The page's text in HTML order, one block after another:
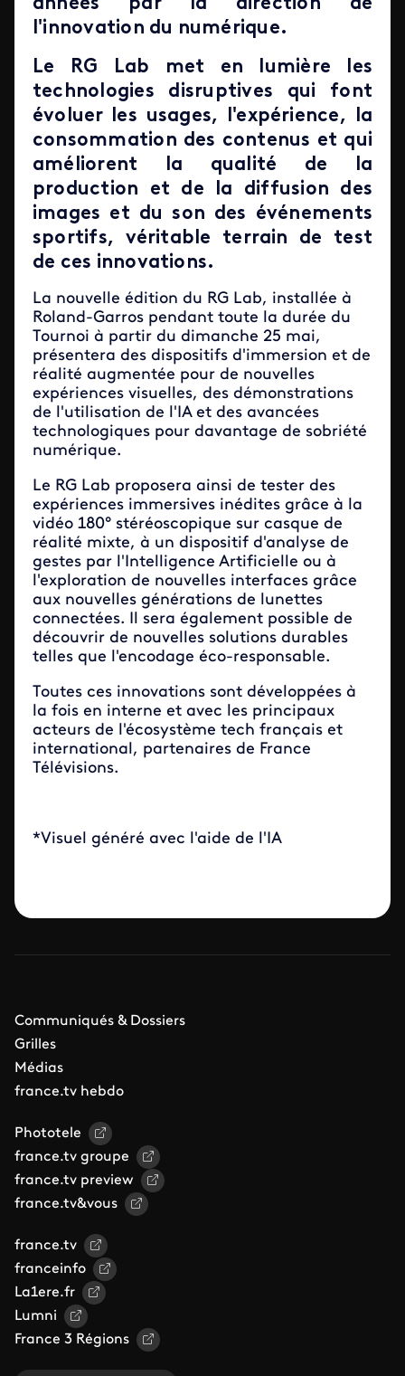
années par la direction de
l'innovation du numérique.
Le RG Lab met en lumière les
technologies disruptives qui font
évoluer les usages, l'expérience, la
consommation des contenus et qui
améliorent la qualité de la
production et de la diffusion des
images et du son des événements
sportifs, véritable terrain de test
de ces innovations.
La nouvelle édition du RG Lab, installée à
Roland-Garros pendant toute la durée du
Tournoi à partir du dimanche 25 mai,
présentera des dispositifs d'immersion et de
réalité augmentée pour de nouvelles
expériences visuelles, des démonstrations
de l'utilisation de l'IA et des avancées
technologiques pour davantage de sobriété
numérique.
Le RG Lab proposera ainsi de tester des
expériences immersives inédites grâce à la
vidéo 180° stéréoscopique sur casque de
réalité mixte, à un dispositif d'analyse de
gestes par l'Intelligence Artificielle ou à
l'exploration de nouvelles interfaces grâce
aux nouvelles générations de lunettes
connectées. Il sera également possible de
découvrir de nouvelles solutions durables
telles que l'encodage éco-responsable.
Toutes ces innovations sont développées à
la fois en interne et avec les principaux
acteurs de l'écosystème tech français et
international, partenaires de France
Télévisions.
*Visuel généré avec l'aide de l'IA
Communiqués & Dossiers
Grilles
Médias
france.tv hebdo
Phototele
france.tv groupe
france.tv preview
france.tv&vous
france.tv
franceinfo
La1ere.fr
Lumni
France 3 Régions